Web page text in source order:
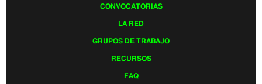
CONVOCATORIAS
LA RED
GRUPOS DE TRABAJO
RECURSOS
FAQ